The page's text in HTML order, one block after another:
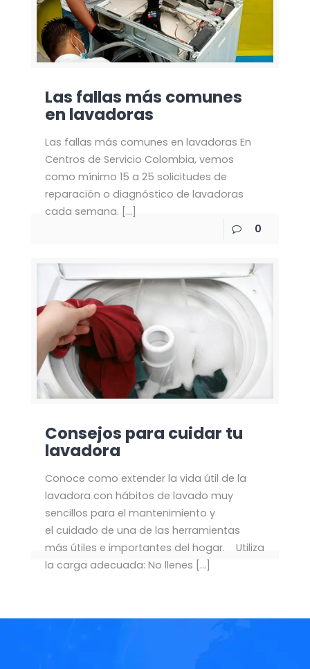
Las fallas más comunes
en lavadoras
Las fallas más comunes en lavadoras En
Centros de Servicio Colombia, vemos
como mínimo 15 a 25 solicitudes de
reparación o diagnóstico de lavadoras
cada semana. […]
0
Consejos para cuidar tu
lavadora
Conoce como extender la vida útil de la
lavadora con hábitos de lavado muy
sencillos para el mantenimiento y
el cuidado de una de las herramientas
más útiles e importantes del hogar. Utiliza
la carga adecuada: No llenes […]